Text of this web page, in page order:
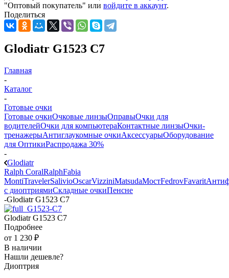
"Оптовый покупатель" или войдите в аккаунт.
Поделиться
Glodiatr G1523 C7
Главная
-
Каталог
-
Готовые очки
Готовые очкиОчковые линзыОправыОчки для
водителейОчки для компьютераКонтактные линзыОчки-
тренажерыАнтиглаукомные очкиАксессуарыОборудование
для ОптикиРаспродажа 30%
-
Glodiatr
Ralph CoralRalphFabia
MontiTravelerSalivioOscarVizziniMatsudaМостFedrovFavarit
с диоптриямиСкладные очкиПенсне
-Glodiatr G1523 C7
Glodiatr G1523 C7
Подробнее
от 1 230 ₽
В наличии
Нашли дешевле?
Диоптрия